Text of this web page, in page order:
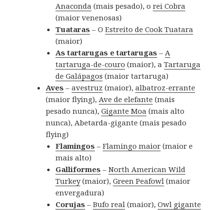
Anaconda (mais pesado), orei Cobra
(maior venenosas)
Tuataras – OEstreito de Cook Tuatara
(maior)
As tartarugas e tartarugas –A
tartaruga-de-couro (maior), aTartaruga
de Galápagos (maior tartaruga)
Aves –avestruz (maior),albatroz-errante
(maior flying),Ave de elefante (mais
pesado nunca),Gigante Moa (mais alto
nunca), Abetarda-gigante (mais pesado
flying)
Flamingos –Flamingo maior (maior e
mais alto)
Galliformes –North American Wild
Turkey(maior),Green Peafowl (maior
envergadura)
Corujas –Bufo real (maior),Owl gigante